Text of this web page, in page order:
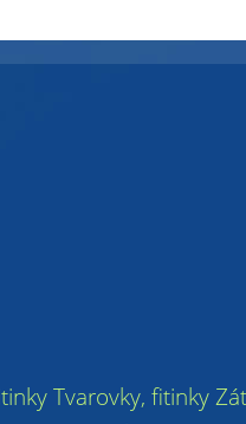
Tvarovky, fitinky